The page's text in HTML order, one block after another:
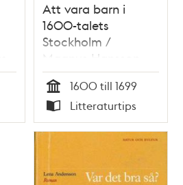
Att vara barn i
1600-talets
Stockholm /
Magnus Hansson
Tid
1600 till 1699
Typ
Litteraturtips